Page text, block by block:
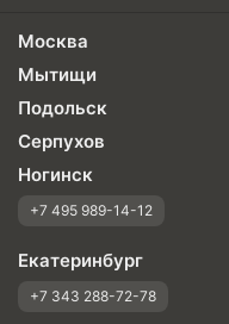
Москва
Мытищи
Подольск
Серпухов
Ногинск
+7 495 989-14-12
Екатеринбург
+7 343 288-72-78